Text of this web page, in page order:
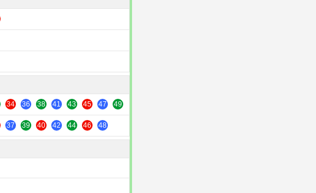
34 36 38 41 43 45 47 49
37 39 40 42 44 46 48